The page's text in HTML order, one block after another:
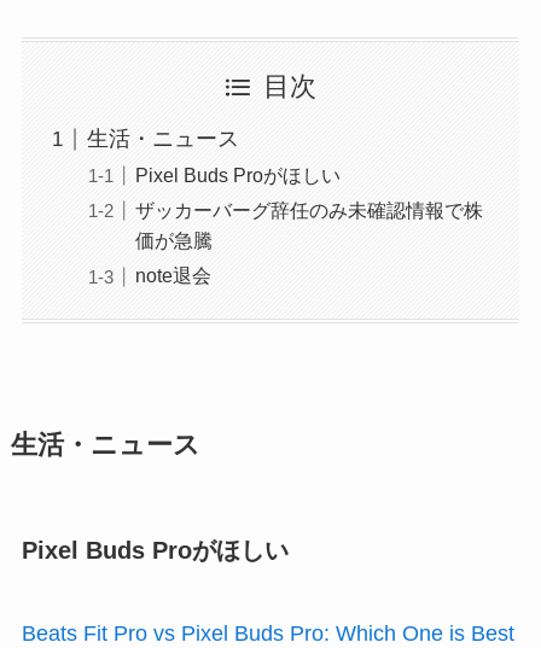
目次
生活・ニュース
Pixel Buds Proがほしい
ザッカーバーグ辞任のみ未確認情報で株
価が急騰
note退会
生活・ニュース
Pixel Buds Proがほしい
Beats Fit Pro vs Pixel Buds Pro: Which One is Best